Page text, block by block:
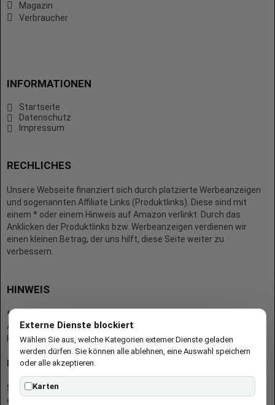
Magazin
Verbraucher
INFORMATIONEN
Startseite
Datenschutz
Impressum
RECHLICHES
Unsere Webseite finanziert sich durch platzierte Werbeanzeigen
und sogenannten Affiliate Links (Produktlinks). Diese sind mit
einem * oder einem Hinweis auf Amazon verlinkt. Durch das
Anklicken der Produktlinks bzw. Werbeanzeigen verdienen wir
einen kleinen Betrag, der uns hilft, diese Seite weiter zu
verbessern.
HINWEIS
* = Afilliate-Link (=Werbung)
Als Amazon-Partner verdient der Seitenbetreiber an qualifizierten
Käufen.
Hinweis zu Preisen und Verfügbarkeiten
Sofern Produktpreise und Verfügbarkeiten angezeigt werden,
entsprechen diese dem angegebenen Stand (Datum/Uhrzeit) und
Externe Dienste blockiert
Wählen Sie aus, welche Kategorien externer Dienste geladen
werden dürfen. Sie können alle ablehnen, eine Auswahl speichern
oder alle akzeptieren.
Karten